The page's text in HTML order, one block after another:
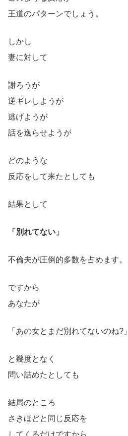
王道のパターンでしょう。
しかし
妻に対して
謝ろうが
逆ギレしようが
逃げようが
話を逸らせようが
どのような
反応をして来たとしても
結果として
「別れてない」
不倫夫が圧倒的多数を占めます。
ですから
あなたが
「あの女とまだ別れてないのね?」
と幾度となく
問い詰めたとしても
結局のところ
さきほどと同じ反応を